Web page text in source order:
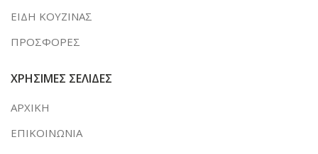
ΕΙΔΗ ΚΟΥΖΙΝΑΣ
ΠΡΟΣΦΟΡΕΣ
ΧΡΗΣΙΜΕΣ ΣΕΛΙΔΕΣ
ΑΡΧΙΚΗ
ΕΠΙΚΟΙΝΩΝΙΑ